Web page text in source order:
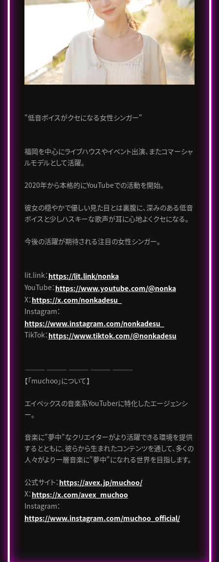
"低音ボイスがクセになる女性シンガー"
福岡を中心にライブハウスやイベント出演、またコマーシャ
ルモデルとして活躍。
2020年から本格的にYouTubeでの活動を開始。
彼女の穏やかで優しい見た目とは裏腹に、深みのある低音
ボイスと少しハスキーな歌声が耳に心地よくクセになる。
今後の活躍が期待される注目の女性シンガー。
lit.link： https://lit.link/nonka
YouTube： https://www.youtube.com/@nonka
X： https://x.com/nonkadesu_
Instagram：
https://www.instagram.com/nonkadesu_
TikTok： https://www.tiktok.com/@nonkadesu
――― ――― ――― ――― ―――
【「muchoo」について】
エイベックスの音楽系YouTuberに特化したエージェンシ
ー。
音楽に"夢中"なクリエイターがより活躍できる環境を提供
するとともに、彼らから生まれたコンテンツを通して、多くの
人々がより一層音楽に"夢中"になれる世界を目指します。
公式サイト： https://avex.jp/muchoo/
X： https://x.com/avex_muchoo
Instagram：
https://www.instagram.com/muchoo_official/